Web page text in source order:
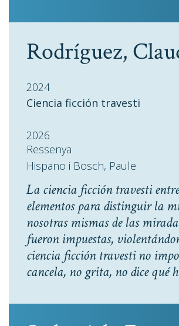
Rodríguez,
2024
Ciencia ficción travesti
2026
Ressenya
Hispano i Bosch, Paule
La ciencia ficción travesti
elementos para distinguir la
nosotras mismas de las
fueron impuestas,
ciencia ficción travesti no
cancela, no grita, no dice qué